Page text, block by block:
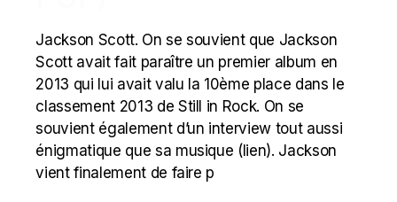
Jackson Scott. On se souvient que Jackson
Scott avait fait paraître un premier album en
2013 qui lui avait valu la 10ème place dans le
classement 2013 de Still in Rock. On se
souvient également d’un interview tout aussi
énigmatique que sa musique (lien). Jackson
vient finalement de faire p